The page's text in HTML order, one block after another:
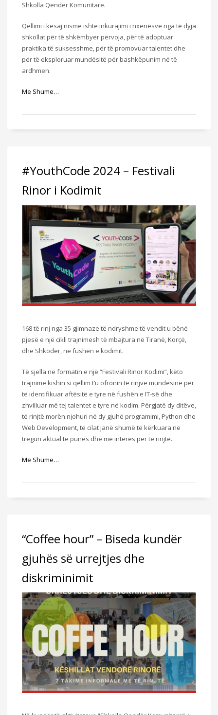
Shkolla Qendër Komunitare.
Qëllimi i kësaj nisme ishte inkurajimi i nxënësve nga të dyja
shkollat për të shkëmbyer përvoja, për të adoptuar
praktika të suksesshme, për të promovuar talentet dhe
për të eksploruar mundësitë për bashkëpunim në të
ardhmen.
Me Shume…
#YouthCode 2024 – Festivali
Rinor i Kodimit
168 të rinj nga 35 gjimnaze të ndryshme të vendit u bënë
pjesë e një cikli trajnimesh të mbajtura në Tiranë, Korçë,
dhe Shkodër, në fushën e kodimit.
Të sjella në formatin e një “Festivali Rinor Kodimi”, këto
trajnime kishin si qëllim t’u ofronin të rinjve mundësinë për
të identifikuar aftësitë e tyre në fushën e IT-së dhe
zhvilluar më tej talentet e tyre në kodim. Përgjatë dy ditëve,
të rinjtë morën njohuri në dy gjuhë programimi, Python dhe
Web Development, të cilat janë shumë të kërkuara në
tregun aktual të punës dhe me interes për të rinjtë.
Me Shume…
“Coffee hour” – Biseda kundër
gjuhës së urrejtjes dhe
diskriminimit